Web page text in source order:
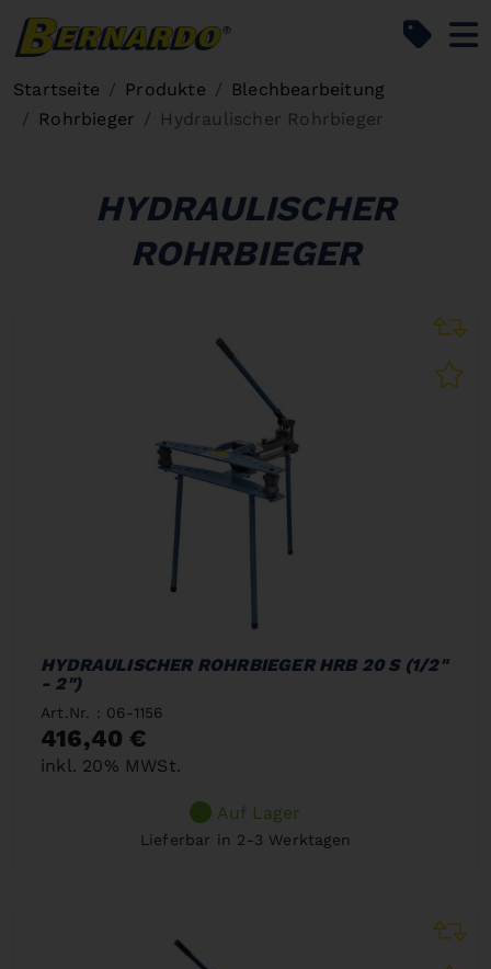
Startseite Produkte
Blechbearbeitung
Rohrbieger
Hydraulischer Rohrbieger
HYDRAULISCHER
ROHRBIEGER
HYDRAULISCHER ROHRBIEGER HRB 20 S (1/2"
- 2")
Art.Nr. : 06-1156
416,40 €
inkl. 20% MWSt.
Auf Lager
Lieferbar in 2-3 Werktagen